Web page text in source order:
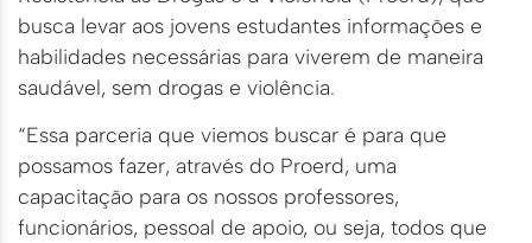
busca levar aos jovens estudantes informações e
habilidades necessárias para viverem de maneira
saudável, sem drogas e violência.
“Essa parceria que viemos buscar é para que
possamos fazer, através do Proerd, uma
capacitação para os nossos professores,
funcionários, pessoal de apoio, ou seja, todos que